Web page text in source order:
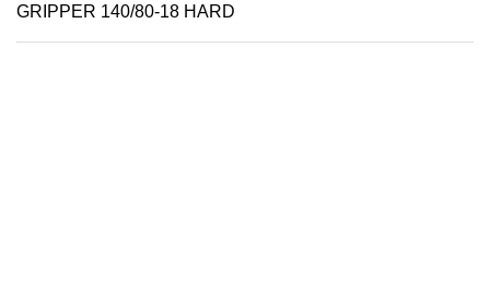
g
o
h
t
GRIPPER 140/80-18 HARD